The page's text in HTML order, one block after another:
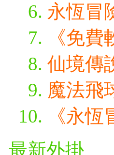
永恆冒
《免費
仙境傳
魔法飛
《永
最新外掛